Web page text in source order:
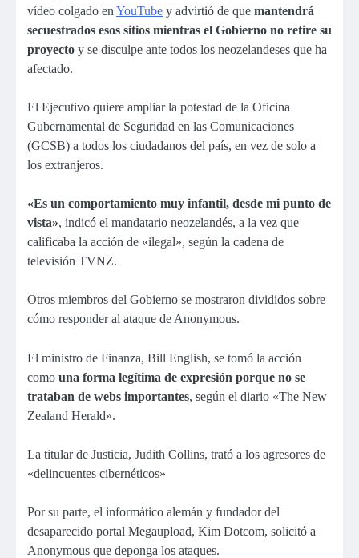
vídeo colgado en YouTube y advirtió de que mantendrá
secuestrados esos sitios mientras el Gobierno no retire su
proyecto y se disculpe ante todos los neozelandeses que ha
afectado.
El Ejecutivo quiere ampliar la potestad de la Oficina
Gubernamental de Seguridad en las Comunicaciones
(GCSB) a todos los ciudadanos del país, en vez de solo a
los extranjeros.
«Es un comportamiento muy infantil, desde mi punto de
vista», indicó el mandatario neozelandés, a la vez que
calificaba la acción de «ilegal», según la cadena de
televisión TVNZ.
Otros miembros del Gobierno se mostraron divididos sobre
cómo responder al ataque de Anonymous.
El ministro de Finanza, Bill English, se tomó la acción
como una forma legítima de expresión porque no se
trataban de webs importantes, según el diario «The New
Zealand Herald».
La titular de Justicia, Judith Collins, trató a los agresores de
«delincuentes cibernéticos»
Por su parte, el informático alemán y fundador del
desaparecido portal Megaupload, Kim Dotcom, solicitó a
Anonymous que deponga los ataques.